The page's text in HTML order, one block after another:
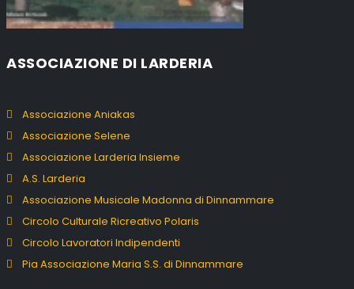
ASSOCIAZIONE DI LARDERIA
Associazione Aniakas
Associazione Selene
Associazione Larderia Insieme
A.S. Larderia
Associazione Musicale Madonna di Dinnammare
Circolo Culturale Ricreativo Polaris
Circolo Lavoratori Indipendenti
Pia Associazione Maria S.S. di Dinnammare